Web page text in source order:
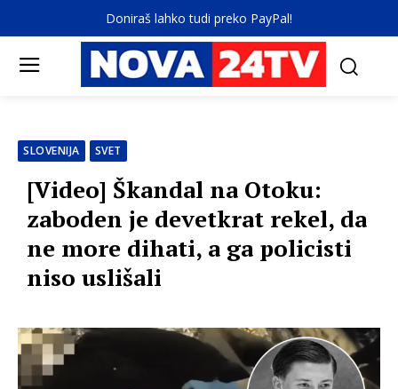
Doniraš lahko tudi preko PayPal!
SLOVENIJA SVET
[Video] Škandal na Otoku:
zaboden je devetkrat rekel, da
ne more dihati, a ga policisti
niso uslišali